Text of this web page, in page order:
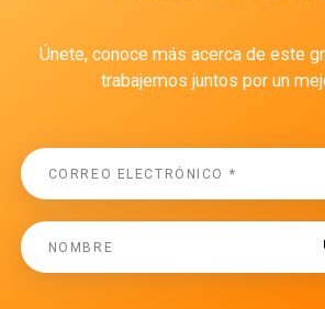
Únete, conoce más acerca de este
trabajemos juntos por un